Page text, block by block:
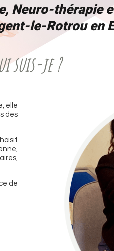
Neuro-thérapie
le-Rotrou en
suis-je ?
elle
des
de